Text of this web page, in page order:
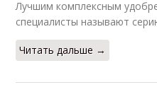
Лучшим комплексным
специалисты называют
Читать дальше →